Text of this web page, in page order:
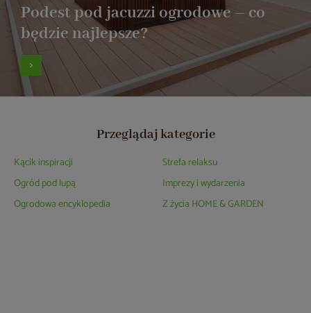
Podest pod jacuzzi ogrodowe – co
będzie najlepsze?
Przeglądaj kategorie
Kącik inspiracji
Ogród pod lupą
Ogrodowa encyklopedia
Strefa relaksu
Imprezy i wydarzenia
Z życia HOME & GARDEN